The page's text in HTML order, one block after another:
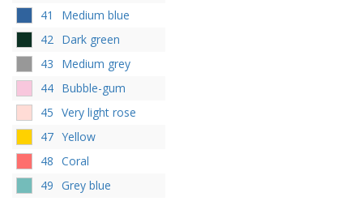
41
Medium blue
42 Dark green
43
Medium grey
44 Bubble-gum
45 Very light rose
47 Yellow
48 Coral
49 Grey blue